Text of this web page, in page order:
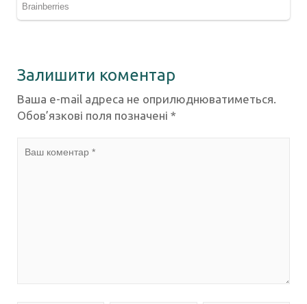
Залишити коментар
Ваша e-mail адреса не оприлюднюватиметься.
Обов’язкові поля позначені *